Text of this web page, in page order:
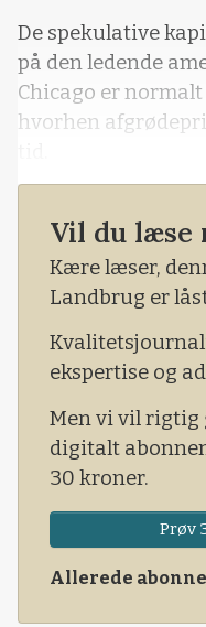
De spekulative
på den ledende
Chicago er
hvorhen
Vil du læse
Kære læser,
Landbrug er
ekspertise og
Men vi vil rigtig
digitalt
30 kroner.
Prøv
Allerede